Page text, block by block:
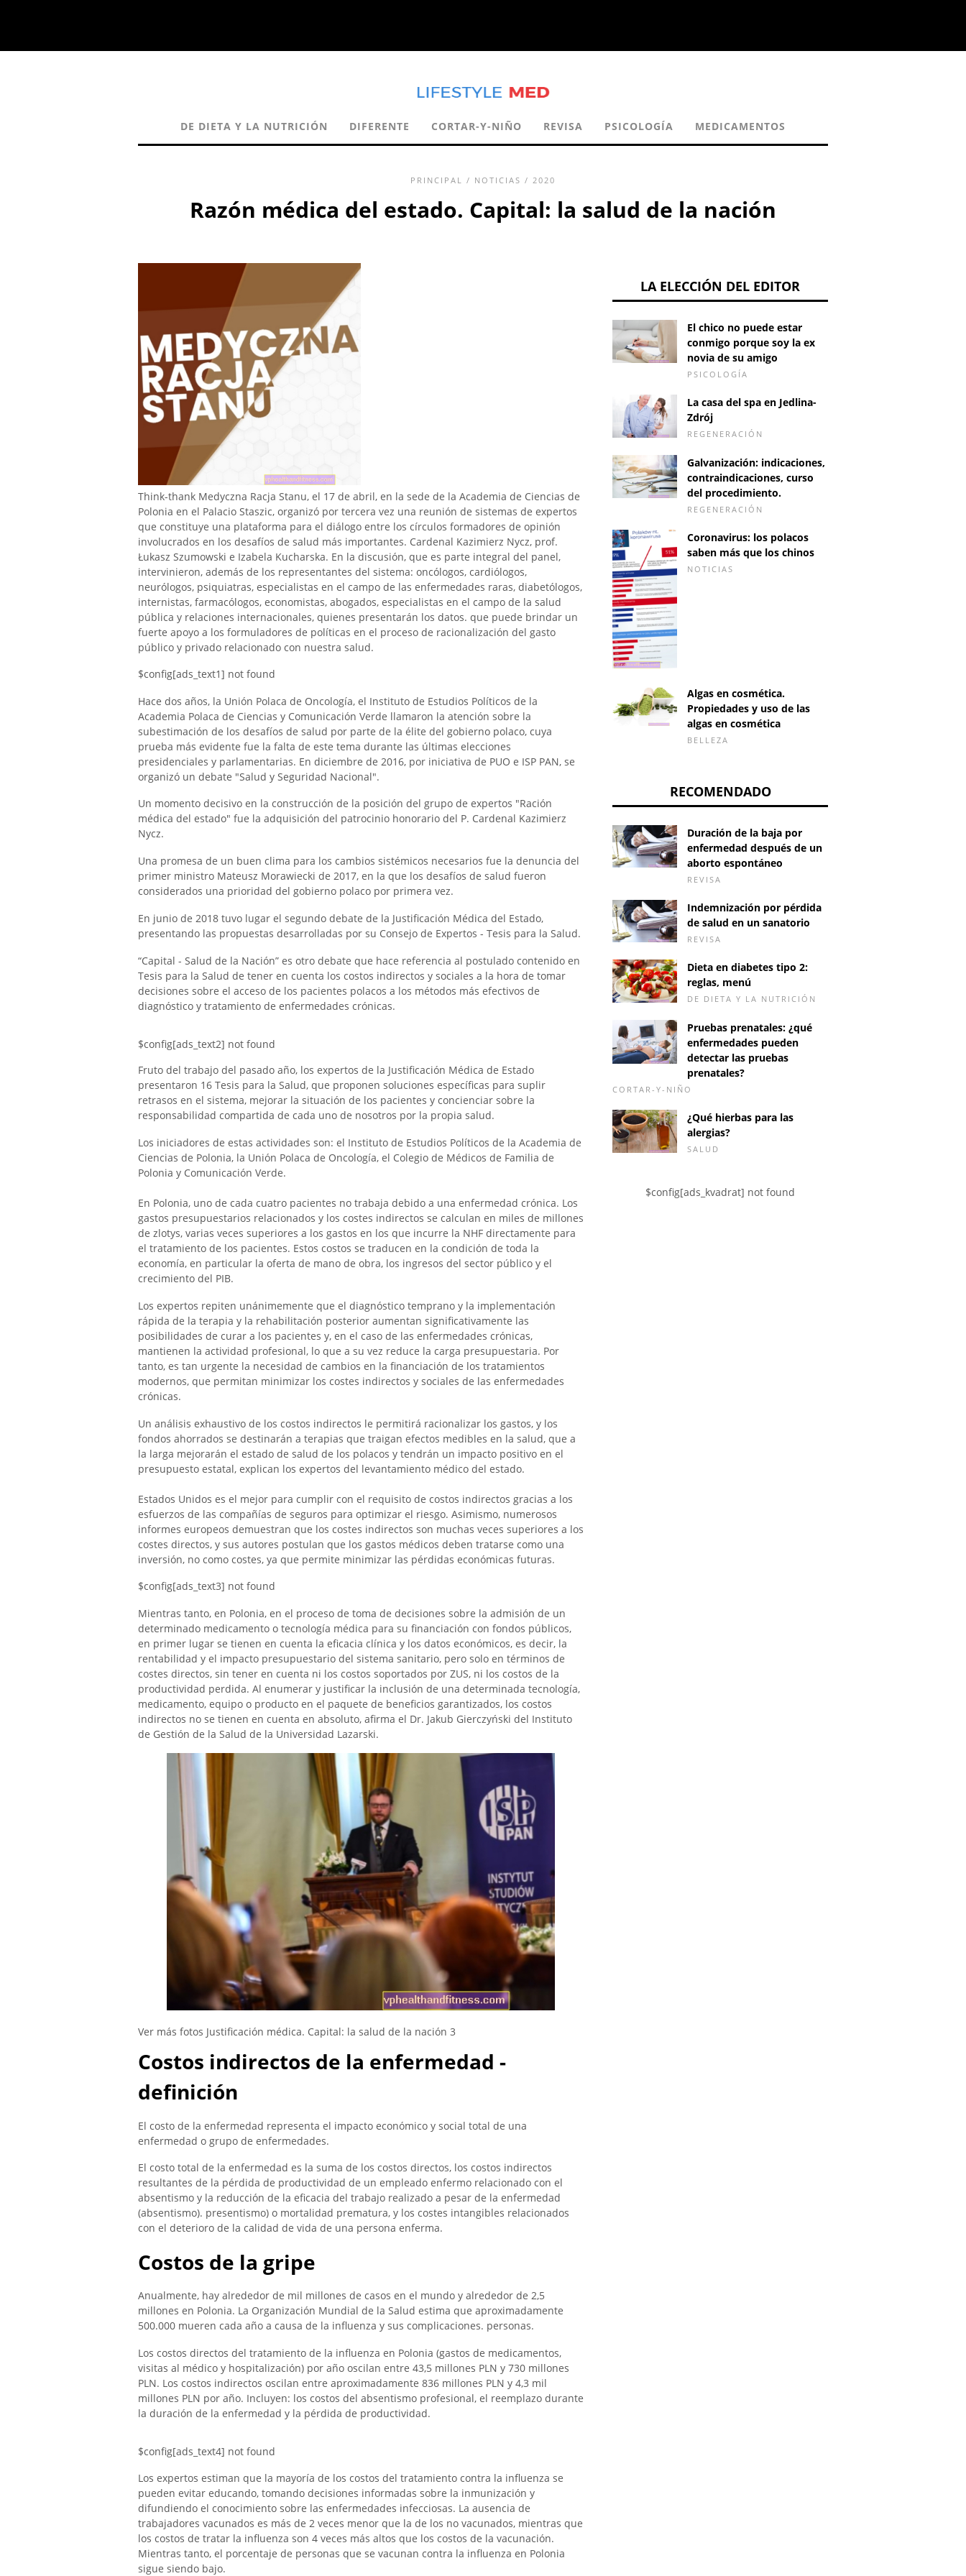
DE DIETA Y LA NUTRICIÓN DIFERENTE CORTAR-Y-NIÑO REVISA PSICOLOGÍA MEDICAMENTOS
PRINCIPAL / NOTICIAS / 2020
Razón médica del estado. Capital: la salud de la nación
Think-thank Medyczna Racja Stanu, el 17 de abril, en la sede de la Academia de Ciencias de
Polonia en el Palacio Staszic, organizó por tercera vez una reunión de sistemas de expertos
que constituye una plataforma para el diálogo entre los círculos formadores de opinión
involucrados en los desafíos de salud más importantes. Cardenal Kazimierz Nycz, prof.
Łukasz Szumowski e Izabela Kucharska. En la discusión, que es parte integral del panel,
intervinieron, además de los representantes del sistema: oncólogos, cardiólogos,
neurólogos, psiquiatras, especialistas en el campo de las enfermedades raras, diabetólogos,
internistas, farmacólogos, economistas, abogados, especialistas en el campo de la salud
pública y relaciones internacionales, quienes presentarán los datos. que puede brindar un
fuerte apoyo a los formuladores de políticas en el proceso de racionalización del gasto
público y privado relacionado con nuestra salud.
$config[ads_text1] not found
Hace dos años, la Unión Polaca de Oncología, el Instituto de Estudios Políticos de la
Academia Polaca de Ciencias y Comunicación Verde llamaron la atención sobre la
subestimación de los desafíos de salud por parte de la élite del gobierno polaco, cuya
prueba más evidente fue la falta de este tema durante las últimas elecciones
presidenciales y parlamentarias. En diciembre de 2016, por iniciativa de PUO e ISP PAN, se
organizó un debate "Salud y Seguridad Nacional".
Un momento decisivo en la construcción de la posición del grupo de expertos "Ración
médica del estado" fue la adquisición del patrocinio honorario del P. Cardenal Kazimierz
Nycz.
Una promesa de un buen clima para los cambios sistémicos necesarios fue la denuncia del
primer ministro Mateusz Morawiecki de 2017, en la que los desafíos de salud fueron
considerados una prioridad del gobierno polaco por primera vez.
En junio de 2018 tuvo lugar el segundo debate de la Justificación Médica del Estado,
presentando las propuestas desarrolladas por su Consejo de Expertos - Tesis para la Salud.
“Capital - Salud de la Nación” es otro debate que hace referencia al postulado contenido en
Tesis para la Salud de tener en cuenta los costos indirectos y sociales a la hora de tomar
decisiones sobre el acceso de los pacientes polacos a los métodos más efectivos de
diagnóstico y tratamiento de enfermedades crónicas.
$config[ads_text2] not found
Fruto del trabajo del pasado año, los expertos de la Justificación Médica de Estado
presentaron 16 Tesis para la Salud, que proponen soluciones específicas para suplir
retrasos en el sistema, mejorar la situación de los pacientes y concienciar sobre la
responsabilidad compartida de cada uno de nosotros por la propia salud.
Los iniciadores de estas actividades son: el Instituto de Estudios Políticos de la Academia de
Ciencias de Polonia, la Unión Polaca de Oncología, el Colegio de Médicos de Familia de
Polonia y Comunicación Verde.
En Polonia, uno de cada cuatro pacientes no trabaja debido a una enfermedad crónica. Los
gastos presupuestarios relacionados y los costes indirectos se calculan en miles de millones
de zlotys, varias veces superiores a los gastos en los que incurre la NHF directamente para
el tratamiento de los pacientes. Estos costos se traducen en la condición de toda la
economía, en particular la oferta de mano de obra, los ingresos del sector público y el
crecimiento del PIB.
Los expertos repiten unánimemente que el diagnóstico temprano y la implementación
rápida de la terapia y la rehabilitación posterior aumentan significativamente las
posibilidades de curar a los pacientes y, en el caso de las enfermedades crónicas,
mantienen la actividad profesional, lo que a su vez reduce la carga presupuestaria. Por
tanto, es tan urgente la necesidad de cambios en la financiación de los tratamientos
modernos, que permitan minimizar los costes indirectos y sociales de las enfermedades
crónicas.
Un análisis exhaustivo de los costos indirectos le permitirá racionalizar los gastos, y los
fondos ahorrados se destinarán a terapias que traigan efectos medibles en la salud, que a
la larga mejorarán el estado de salud de los polacos y tendrán un impacto positivo en el
presupuesto estatal, explican los expertos del levantamiento médico del estado.
Estados Unidos es el mejor para cumplir con el requisito de costos indirectos gracias a los
esfuerzos de las compañías de seguros para optimizar el riesgo. Asimismo, numerosos
informes europeos demuestran que los costes indirectos son muchas veces superiores a los
costes directos, y sus autores postulan que los gastos médicos deben tratarse como una
inversión, no como costes, ya que permite minimizar las pérdidas económicas futuras.
$config[ads_text3] not found
Mientras tanto, en Polonia, en el proceso de toma de decisiones sobre la admisión de un
determinado medicamento o tecnología médica para su financiación con fondos públicos,
en primer lugar se tienen en cuenta la eficacia clínica y los datos económicos, es decir, la
rentabilidad y el impacto presupuestario del sistema sanitario, pero solo en términos de
costes directos, sin tener en cuenta ni los costos soportados por ZUS, ni los costos de la
productividad perdida. Al enumerar y justificar la inclusión de una determinada tecnología,
medicamento, equipo o producto en el paquete de beneficios garantizados, los costos
indirectos no se tienen en cuenta en absoluto, afirma el Dr. Jakub Gierczyński del Instituto
de Gestión de la Salud de la Universidad Lazarski.
Ver más fotos Justificación médica. Capital: la salud de la nación 3
Costos indirectos de la enfermedad -
definición
El costo de la enfermedad representa el impacto económico y social total de una
enfermedad o grupo de enfermedades.
El costo total de la enfermedad es la suma de los costos directos, los costos indirectos
resultantes de la pérdida de productividad de un empleado enfermo relacionado con el
absentismo y la reducción de la eficacia del trabajo realizado a pesar de la enfermedad
(absentismo). presentismo) o mortalidad prematura, y los costes intangibles relacionados
con el deterioro de la calidad de vida de una persona enferma.
Costos de la gripe
Anualmente, hay alrededor de mil millones de casos en el mundo y alrededor de 2,5
millones en Polonia. La Organización Mundial de la Salud estima que aproximadamente
500.000 mueren cada año a causa de la influenza y sus complicaciones. personas.
Los costos directos del tratamiento de la influenza en Polonia (gastos de medicamentos,
visitas al médico y hospitalización) por año oscilan entre 43,5 millones PLN y 730 millones
PLN. Los costos indirectos oscilan entre aproximadamente 836 millones PLN y 4,3 mil
millones PLN por año. Incluyen: los costos del absentismo profesional, el reemplazo durante
la duración de la enfermedad y la pérdida de productividad.
$config[ads_text4] not found
Los expertos estiman que la mayoría de los costos del tratamiento contra la influenza se
pueden evitar educando, tomando decisiones informadas sobre la inmunización y
difundiendo el conocimiento sobre las enfermedades infecciosas. La ausencia de
trabajadores vacunados es más de 2 veces menor que la de los no vacunados, mientras que
los costos de tratar la influenza son 4 veces más altos que los costos de la vacunación.
Mientras tanto, el porcentaje de personas que se vacunan contra la influenza en Polonia
sigue siendo bajo.
LA ELECCIÓN DEL EDITOR
El chico no puede estar
conmigo porque soy la ex
novia de su amigo
PSICOLOGÍA
La casa del spa en Jedlina-
Zdrój
REGENERACIÓN
Galvanización: indicaciones,
contraindicaciones, curso
del procedimiento.
REGENERACIÓN
Coronavirus: los polacos
saben más que los chinos
NOTICIAS
Algas en cosmética.
Propiedades y uso de las
algas en cosmética
BELLEZA
RECOMENDADO
Duración de la baja por
enfermedad después de un
aborto espontáneo
REVISA
Indemnización por pérdida
de salud en un sanatorio
REVISA
Dieta en diabetes tipo 2:
reglas, menú
DE DIETA Y LA NUTRICIÓN
Pruebas prenatales: ¿qué
enfermedades pueden
detectar las pruebas
prenatales?
CORTAR-Y-NIÑO
¿Qué hierbas para las
alergias?
SALUD
$config[ads_kvadrat] not found